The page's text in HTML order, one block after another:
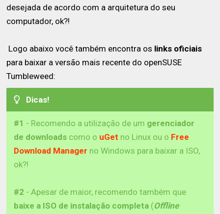
desejada de acordo com a arquitetura do seu
computador, ok?!
Logo abaixo você também encontra os links oficiais
para baixar a versão mais recente do openSUSE
Tumbleweed:
Dicas!
#1 - Recomendo a utilização de um gerenciador
de downloads como o uGet no Linux ou o Free
Download Manager no Windows para baixar a ISO,
ok?!
#2 - Apesar de maior, recomendo também que
baixe a ISO de instalação completa (Offline